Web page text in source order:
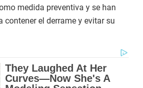
medida preventiva y se han
el derrame y evitar su